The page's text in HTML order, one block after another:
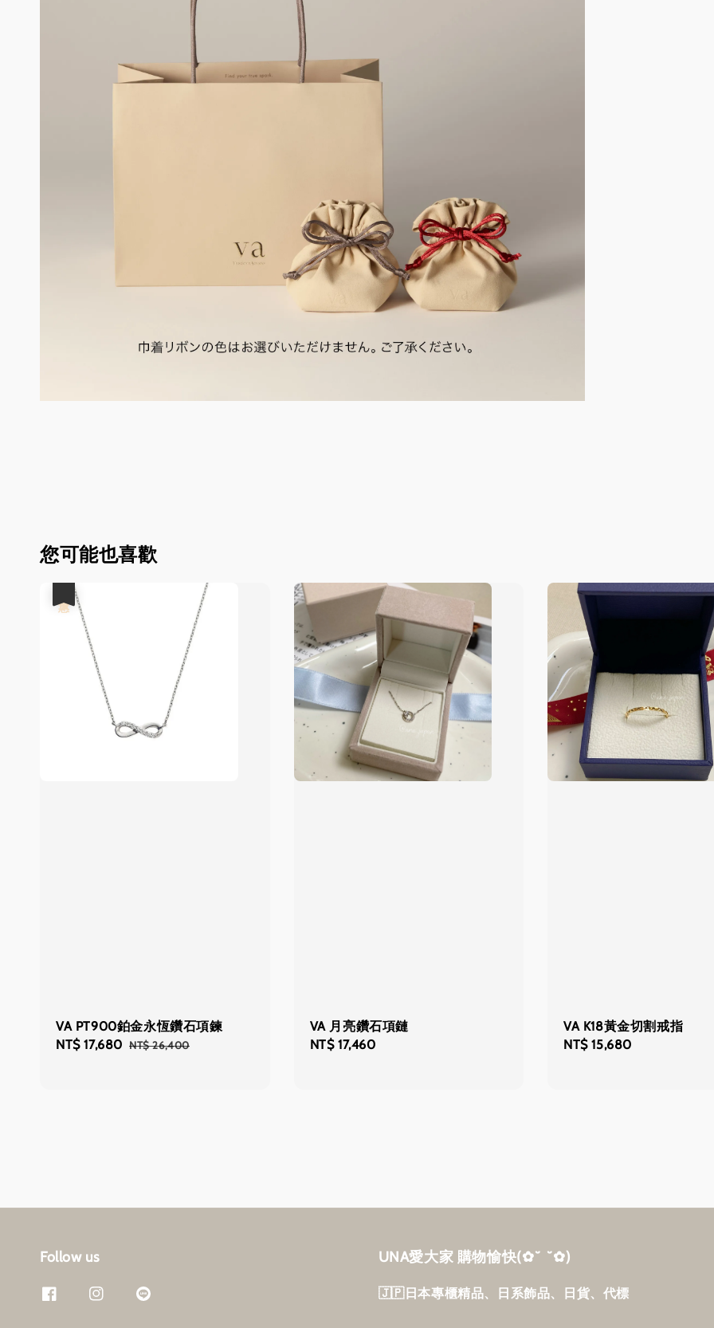
您可能也喜歡
VA PT900鉑金永恆鑽石項鍊
Sale
NT$ 17,680 Regular
NT$ 26,400
VA 月亮鑽石項鏈
Regular
NT$ 17,460
VA K18黃金切割戒指
Regular
NT$ 15,680
Follow us UNA愛大家 購物愉快‎(✿˘ ˘✿)
🇯🇵日本專櫃精品、日系飾品、日貨、代標